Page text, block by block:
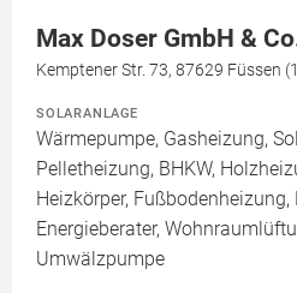
Max Doser GmbH &
Kemptener Str. 73, 87629 Füssen
SOLARANLAGE
Wärmepumpe, Gasheizung,
Pelletheizung, BHKW,
Heizkörper, Fußbodenheizung,
Energieberater,
Umwälzpumpe